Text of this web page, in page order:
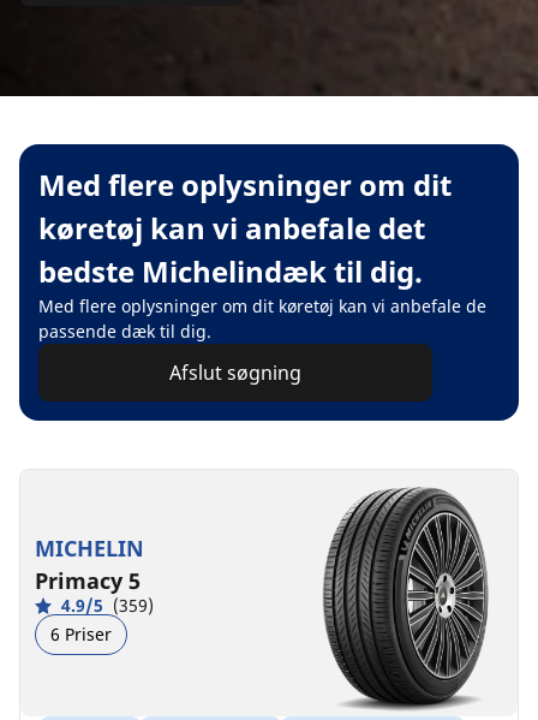
Med flere oplysninger om dit
køretøj kan vi anbefale det
bedste Michelindæk til dig.
Med flere oplysninger om dit køretøj kan vi anbefale de
passende dæk til dig.
Afslut søgning
MICHELIN
Primacy 5
4.9/5 (359)
6 Priser